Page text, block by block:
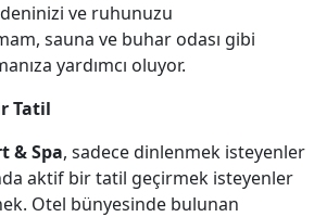
ve ruhunuzu
sauna ve buhar odası gibi
yardımcı oluyor.
Tatil
& Spa, sadece dinlenmek isteyenler
aktif bir tatil geçirmek isteyenler
Otel bünyesinde bulunan